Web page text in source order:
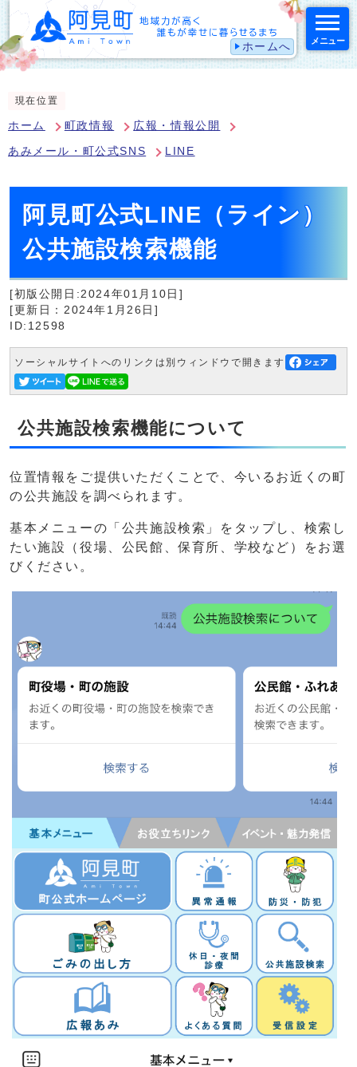
ホームへ メニュー
現在位置
ホーム 町政情報 広報・情報公開
あみメール・町公式SNS LINE
阿見町公式LINE（ライン）
公共施設検索機能
[初版公開日:2024年01月10日]
[更新日：2024年1月26日]
ID:12598
ソーシャルサイトへのリンクは別ウィンドウで開きます
公共施設検索機能について
位置情報をご提供いただくことで、今いるお近くの町
の公共施設を調べられます。
基本メニューの「公共施設検索」をタップし、検索し
たい施設（役場、公民館、保育所、学校など）をお選
びください。